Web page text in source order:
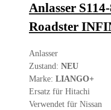
Anlasser
Roadster
Anlasser
Zustand: NEU
Marke: LIANGO+
Ersatz für Hitachi
Verwendet für Nissan